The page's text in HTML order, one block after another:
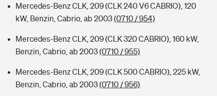
Mercedes-Benz CLK, 209 (CLK 240 V6 CABRIO), 120
kW, Benzin, Cabrio, ab 2003(0710 / 954)
Mercedes-Benz CLK, 209 (CLK 320 CABRIO), 160 kW,
Benzin, Cabrio, ab 2003(0710 / 955)
Mercedes-Benz CLK, 209 (CLK 500 CABRIO), 225 kW,
Benzin, Cabrio, ab 2003(0710 / 956)